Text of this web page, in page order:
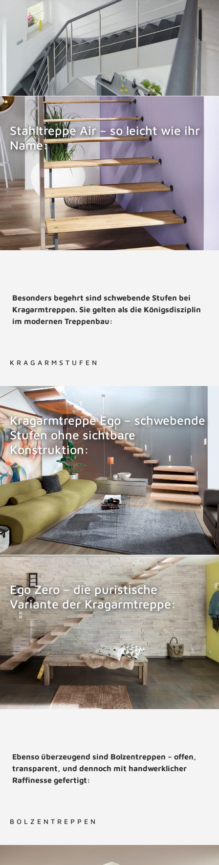
STAHLTREPPE LOFT
Stahltreppe Air – so leicht wie ihr
Name:
STAHLTREPPE AIR
Besonders begehrt sind schwebende Stufen bei
Kragarmtreppen. Sie gelten als die Königsdisziplin
im modernen Treppenbau:
KRAGARMSTUFEN
Kragarmtreppe Ego – schwebende
Stufen ohne sichtbare
Konstruktion:
KRAGARMTREPPE EGO
Ego Zero – die puristische
Variante der Kragarmtreppe:
KRAGARMTREPPE EGO ZERO
Ebenso überzeugend sind Bolzentreppen – offen,
transparent, und dennoch mit handwerklicher
Raffinesse gefertigt:
BOLZENTREPPEN